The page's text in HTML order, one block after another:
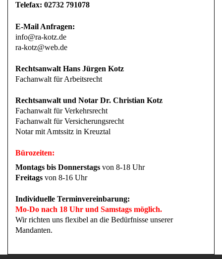
Telefax: 02732 791078
E-Mail Anfragen:
info@ra-kotz.de
ra-kotz@web.de
Rechtsanwalt Hans Jürgen Kotz
Fachanwalt für Arbeitsrecht
Rechtsanwalt und Notar Dr. Christian Kotz
Fachanwalt für Verkehrsrecht
Fachanwalt für Versicherungsrecht
Notar mit Amtssitz in Kreuztal
Bürozeiten:
Montags bis Donnerstags von 8-18 Uhr
Freitags von 8-16 Uhr
Individuelle Terminvereinbarung:
Mo-Do nach 18 Uhr und Samstags möglich.
Wir richten uns flexibel an die Bedürfnisse unserer
Mandanten.